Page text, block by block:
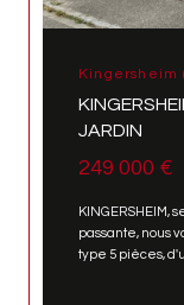
Kingersheim
JARDIN
249 000 €
KINGERSHEIM,
passante, nous
type 5 pièces,